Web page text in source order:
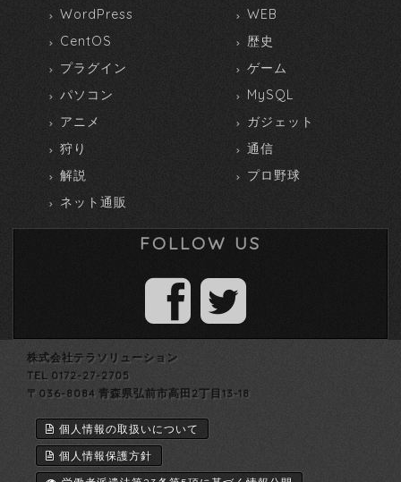
WordPress
WEB
CentOS
歴史
プラグイン
ゲーム
パソコン
MySQL
アニメ
ガジェット
狩り
通信
解説
プロ野球
ネット通販
FOLLOW US
株式会社テラソリューション
TEL 0172-27-2705
〒036-8084 青森県弘前市高田2丁目13-18
個人情報の取扱いについて
個人情報保護方針